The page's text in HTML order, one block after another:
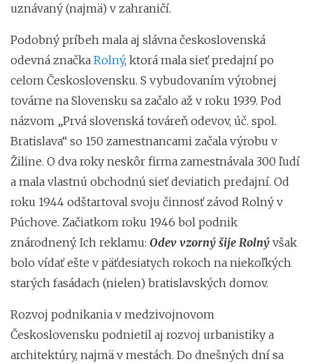
uznávaný (najmä) v zahraničí.
Podobný príbeh mala aj slávna československá
odevná značka Rolný, ktorá mala sieť predajní po
celom Československu. S vybudovaním výrobnej
továrne na Slovensku sa začalo až v roku 1939. Pod
názvom „Prvá slovenská továreň odevov, úč. spol.
Bratislava“ so 150 zamestnancami začala výrobu v
Žiline. O dva roky neskôr firma zamestnávala 300 ľudí
a mala vlastnú obchodnú sieť deviatich predajní. Od
roku 1944 odštartoval svoju činnosť závod Rolný v
Púchove. Začiatkom roku 1946 bol podnik
znárodnený. Ich reklamu: Odev vzorný šije Rolný však
bolo vídať ešte v päťdesiatych rokoch na niekoľkých
starých fasádach (nielen) bratislavských domov.
Rozvoj podnikania v medzivojnovom
Československu podnietil aj rozvoj urbanistiky a
architektúry, najmä v mestách. Do dnešných dní sa